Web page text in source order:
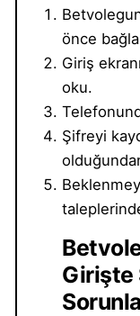
önce
Giriş
oku.
Şifreyi
Girişte